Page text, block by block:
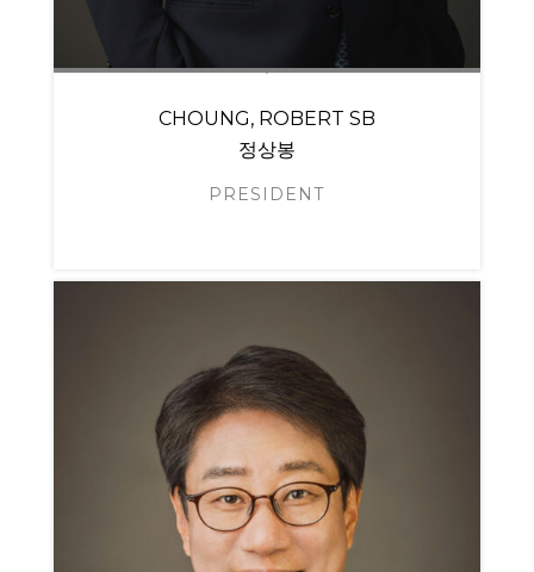
CHOUNG, ROBERT SB
정상봉
PRESIDENT